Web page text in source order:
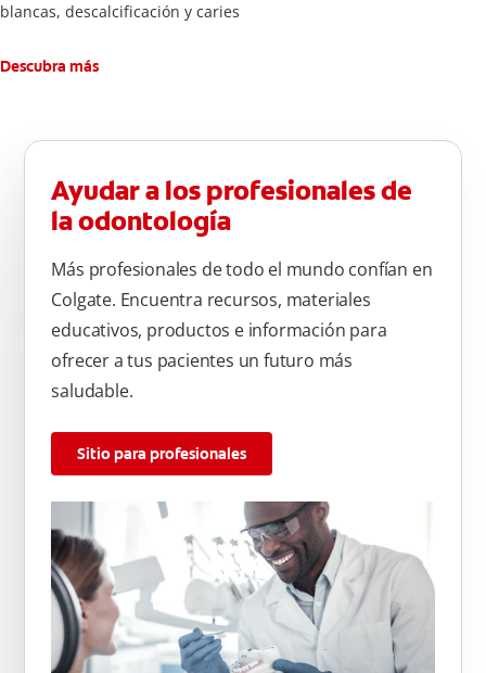
blancas, descalcificación y caries
Descubra más
Ayudar a los profesionales de
la odontología
Más profesionales de todo el mundo confían en
Colgate. Encuentra recursos, materiales
educativos, productos e información para
ofrecer a tus pacientes un futuro más
saludable.
Sitio para profesionales